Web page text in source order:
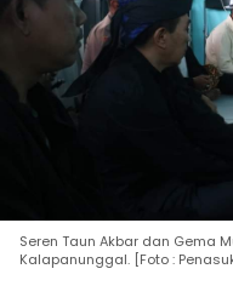
Seren Taun Akbar dan Gema
Kalapanunggal. [Foto :